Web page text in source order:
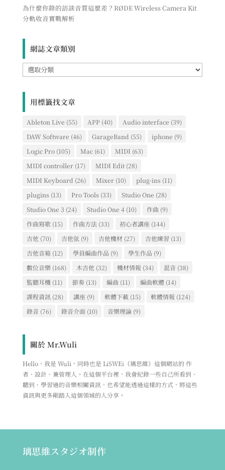
為什麼你錄的訪談音質這麼差？RØDE Wireless Camera Kit
分軌收音實戰解析
網誌文章類別
網
誌
別
用標籤找文章
Ableton Live (55) APP(40) Audio interface (39)
DAW Software (46) GarageBand (55) iphone (9)
Logic Pro(105) Mac(61) MIDI (63)
MIDI controller(17) MIDI Edit(28)
MIDI Keyboard (26) Mixer(10) plug-ins (11)
plugins (13) Pro Tools (33) Studio One (28)
Studio One 3 (24) Studio One 4(10) 作曲 (9)
作曲寫歌(15) 作曲方法(33) 初心者講座 (144)
吉他 (70) 吉他弦(9) 吉他機材(27) 吉他練習 (13)
吉他音箱 (12) 學員編曲作品 (9) 學生作品 (9)
數位音樂(168) 木吉他 (32) 機材情報 (34) 混音 (38)
監聽耳機(11) 節奏(13) 編曲 (11) 編曲軟體 (14)
課程資訊(28) 講座 (9) 軟體下載(15) 軟體情報 (124)
錄音 (76) 錄音介面 (10) 音樂理論(9)
關於 Mr.Wuli
Hello，我是 Wuli，同時也是 LiSWEi（璃思維）這個網站的 作
者、設計、兼管理人。在這個平台裡，我會紀錄一些自己所看到、
聽到、學習過的音樂相關資訊，也希望能透過這樣的方式，將這些
資訊與更多剛踏入這個領域的人分享。
璃思維スタジオ制作